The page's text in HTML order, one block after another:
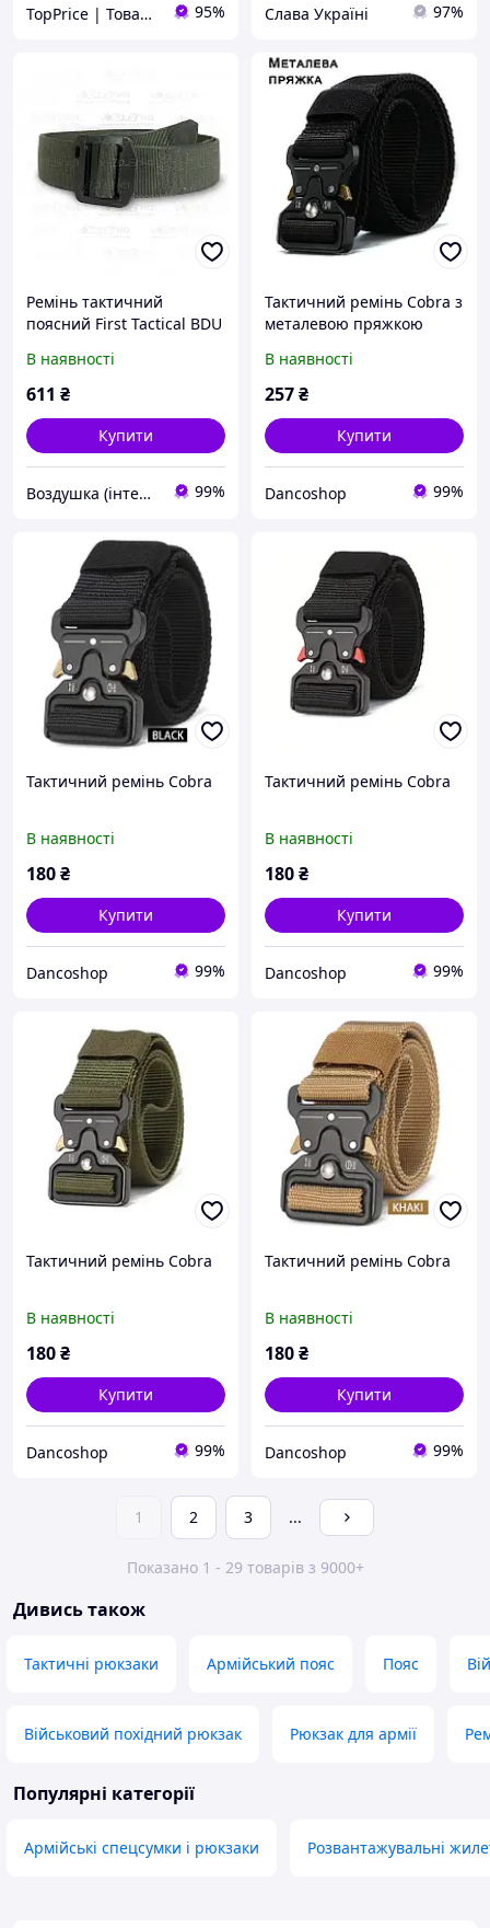
TopPrice | Товари за ТОП-ціною 95% Слава Україні 97%
Ремінь тактичний
поясний First Tactical BDU
В наявності
611 ₴
Купити
Воздушка (інтернет-магазин) Київ Осокорки 99%
Тактичний ремінь Cobra з
металевою пряжкою
В наявності
257₴
Купити
Dancoshop 99%
Тактичний ремінь Cobra
В наявності
180₴
Купити
Dancoshop 99%
Тактичний ремінь Cobra
В наявності
180₴
Купити
Dancoshop 99%
Тактичний ремінь Cobra
В наявності
180₴
Купити
Dancoshop 99%
Тактичний ремінь Cobra
В наявності
180₴
Купити
Dancoshop 99%
1 2 3 ...
Показано 1 - 29 товарів з 9000+
Дивись також
Тактичні рюкзаки Армійський пояс Пояс
Військовий похідний рюкзак Рюкзак для армії
Популярні категорії
Армійські спецсумки і рюкзаки Розвантажувальні